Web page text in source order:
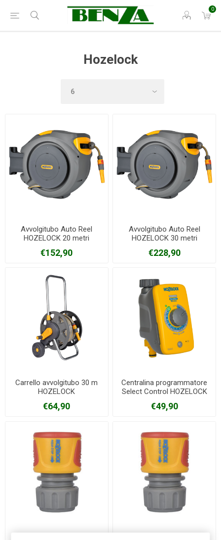
0
Hozelock
Avvolgitubo Auto Reel
HOZELOCK 20 metri
€152,90
Avvolgitubo Auto Reel
HOZELOCK 30 metri
€228,90
Carrello avvolgitubo 30 m
HOZELOCK
€64,90
Centralina programmatore
Select Control HOZELOCK
€49,90